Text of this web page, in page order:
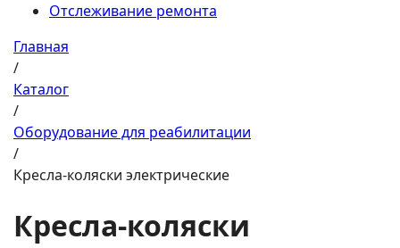
Отслеживание ремонта
Главная
/
Каталог
/
Оборудование для реабилитации
/
Кресла-коляски электрические
Кресла-коляски